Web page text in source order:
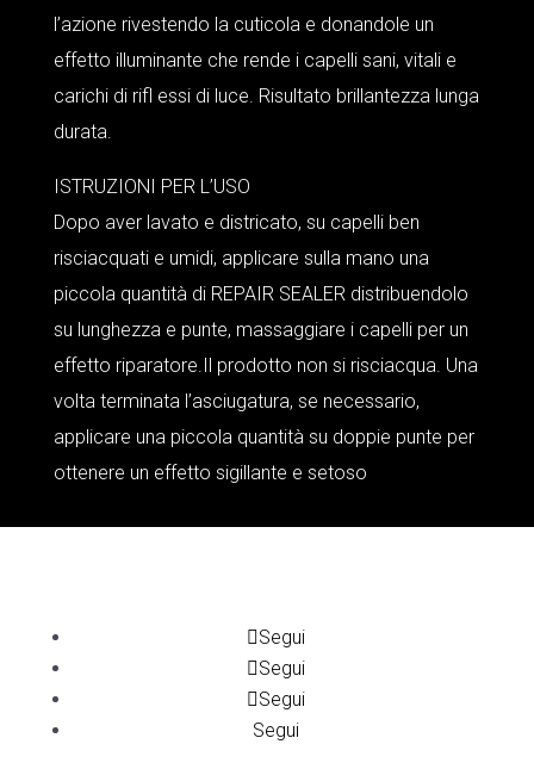
l’azione rivestendo la cuticola e donandole un
effetto illuminante che rende i capelli sani, vitali e
carichi di rifl essi di luce. Risultato brillantezza lunga
durata.
ISTRUZIONI PER L’USO
Dopo aver lavato e districato, su capelli ben
risciacquati e umidi, applicare sulla mano una
piccola quantità di REPAIR SEALER distribuendolo
su lunghezza e punte, massaggiare i capelli per un
effetto riparatore.Il prodotto non si risciacqua. Una
volta terminata l’asciugatura, se necessario,
applicare una piccola quantità su doppie punte per
ottenere un effetto sigillante e setoso
Segui
Segui
Segui
Segui